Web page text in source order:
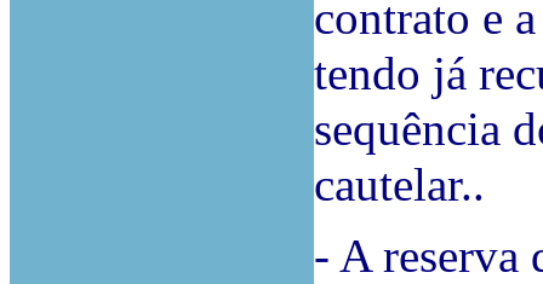
contrato e
tendo já
sequência
cautelar..
- A reserva